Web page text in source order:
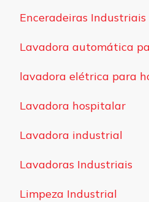
Enceradeiras Industriais
Lavadora automática
lavadora elétrica para
Lavadora hospitalar
Lavadora industrial
Lavadoras Industriais
Limpeza Industrial